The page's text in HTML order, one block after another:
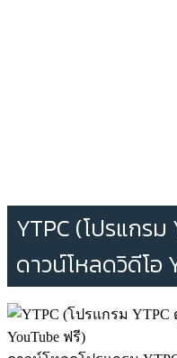
YTPC (โปรแกร
ดาวน์โหลดวิดีโอ